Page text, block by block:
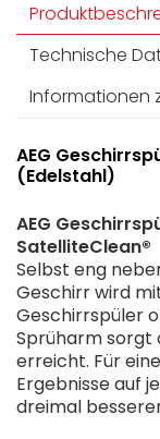
Technische
Informationen
AEG
(Edelstahl)
AEG
SatelliteClean®
Selbst eng
Geschirr wird
Geschirrspüler
Sprüharm sorgt
erreicht. Für
Ergebnisse auf
dreimal